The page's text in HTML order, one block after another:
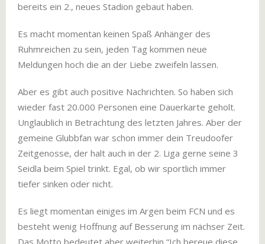
bereits ein 2., neues Stadion gebaut haben.
Es macht momentan keinen Spaß Anhänger des
Ruhmreichen zu sein, jeden Tag kommen neue
Meldungen hoch die an der Liebe zweifeln lassen.
Aber es gibt auch positive Nachrichten. So haben sich
wieder fast 20.000 Personen eine Dauerkarte geholt.
Unglaublich in Betrachtung des letzten Jahres. Aber der
gemeine Glubbfan war schon immer dein Treudoofer
Zeitgenosse, der halt auch in der 2. Liga gerne seine 3
Seidla beim Spiel trinkt. Egal, ob wir sportlich immer
tiefer sinken oder nicht.
Es liegt momentan einiges im Argen beim FCN und es
besteht wenig Hoffnung auf Besserung im nächser Zeit.
Das Motto bedeutet aber weiterhin “Ich bereue diese